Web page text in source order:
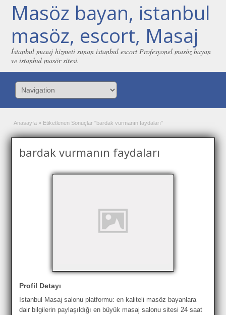
Masöz bayan, istanbul
masöz, escort, Masaj
İstanbul masaj hizmeti sunan istanbul escort Profesyonel masöz bayan
ve istanbul masör sitesi.
Anasayfa » Etiketlenen Sonuçlar "bardak vurmanın faydaları"
bardak vurmanın faydaları
Profil Detayı
İstanbul Masaj salonu platformu: en kaliteli masöz bayanlara
dair bilgilerin paylaşıldığı en büyük masaj salonu sitesi 24 saat